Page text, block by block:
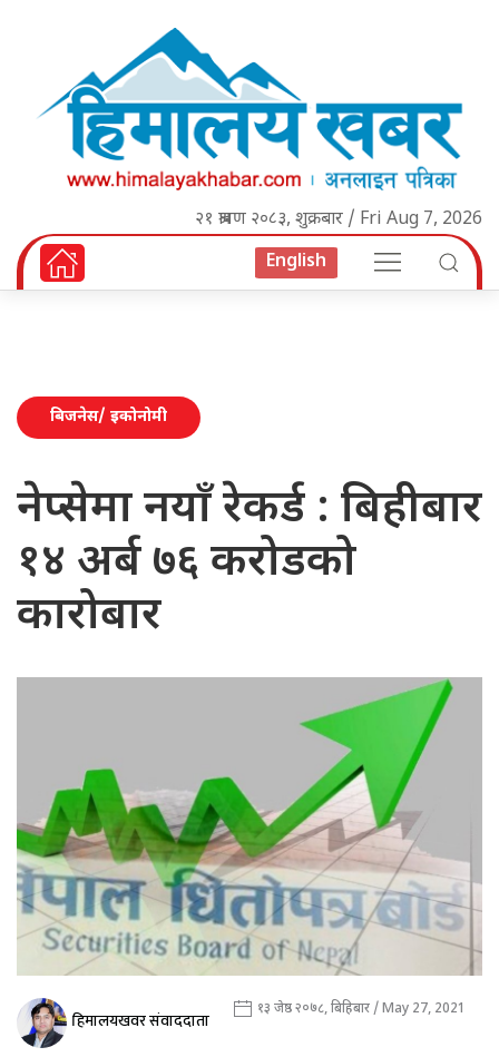
२१ श्रावण २०८३, शुक्रबार / Fri Aug 7, 2026
English
बिजनेस/ इकोनोमी
नेप्सेमा नयाँ रेकर्ड : बिहीबार
१४ अर्ब ७६ करोडको
कारोबार
हिमालयखवर संवाददाता १३ जेष्ठ २०७८, बिहिबार / May 27, 2021